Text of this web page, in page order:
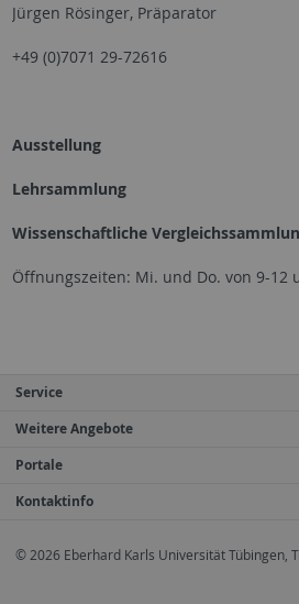
Jürgen Rösinger, Präparator
+49 (0)7071 29-72616
Ausstellung
Lehrsammlung
Wissenschaftliche
Öffnungszeiten: Mi. und Do. von 9-12
Service
Weitere Angebote
Portale
Kontaktinfo
© 2026 Eberhard Karls Universität Tübingen,